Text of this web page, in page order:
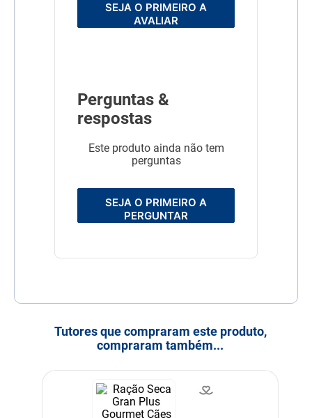
SEJA O PRIMEIRO A
AVALIAR
Perguntas &
respostas
Este produto ainda não tem
perguntas
SEJA O PRIMEIRO A
PERGUNTAR
Tutores que compraram este produto,
compraram também...